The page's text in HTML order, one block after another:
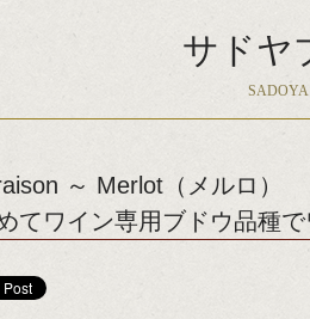
サドヤ
SADOYA
～ Merlot（メルロ）
てワイン専用ブドウ品種